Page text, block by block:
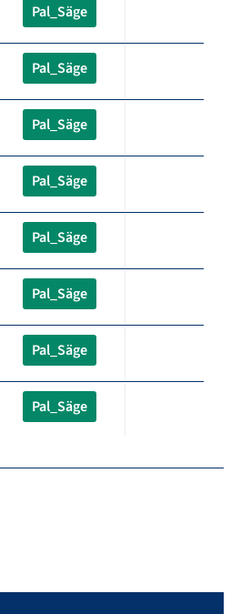
Pal_Säge
Pal_Säge
Pal_Säge
Pal_Säge
Pal_Säge
Pal_Säge
Pal_Säge
Pal_Säge